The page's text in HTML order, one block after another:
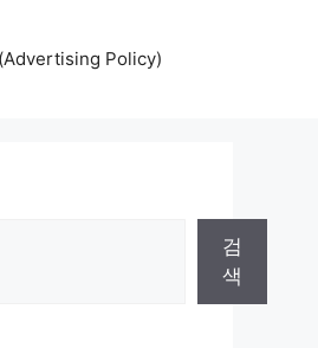
Policy)
검
색